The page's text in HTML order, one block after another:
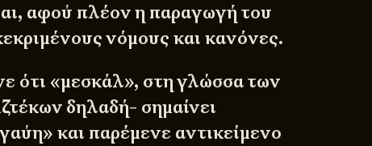
αφού πλέον η παραγωγή του
νόμους και κανόνες.
ότι «μεσκάλ», στη γλώσσα των
δηλαδή- σημαίνει
και παρέμενε αντικείμενο